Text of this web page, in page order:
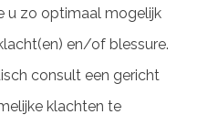
u zo optimaal mogelijk
en/of blessure.
consult een gericht
klachten te